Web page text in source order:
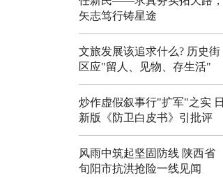
矢志笃行铸星途
文旅发展该追求什么? 历史街
区应"留人、见物、存生活"
炒作虚假叙事行"扩军"之实 日
新版《防卫白皮书》引批评
风雨中筑起坚固防线 陕西省
旬阳市抗洪抢险一线见闻